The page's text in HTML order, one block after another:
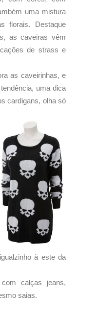
uma mistura
florais. Destaque
as caveiras vêm
de strass e
as caveirinhas, e
uma dica
cardigans, olha só
à este da
calças jeans,
saias.